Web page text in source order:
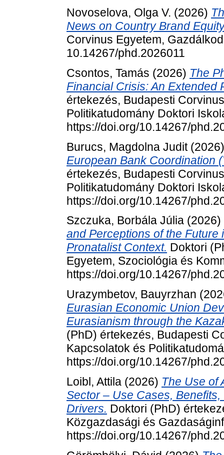
Novoselova, Olga V. (2026)
News on Country Brand
Corvinus Egyetem,
10.14267/phd.2026011
Csontos, Tamás (2026) The
Financial Crisis: An Extended
értekezés, Budapesti
Politikatudomány Doktori
https://doi.org/10.14267/
Burucs, Magdolna Judit
European Bank Coordination
értekezés, Budapesti
Politikatudomány Doktori
https://doi.org/10.14267/
Szczuka, Borbála Júlia (2026)
and Perceptions of the
Pronatalist Context. Doktori
Egyetem, Szociológia és
https://doi.org/10.14267/
Urazymbetov, Bauyrzhan
Eurasian Economic Union
Eurasianism through the
(PhD) értekezés, Budapesti
Kapcsolatok és
https://doi.org/10.14267/
Loibl, Attila (2026) The Use of
Sector – Use Cases,
Drivers. Doktori (PhD)
Közgazdasági és
https://doi.org/10.14267/